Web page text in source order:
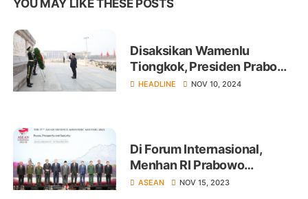
YOU MAY LIKE THESE POSTS
Disaksikan Wamenlu
Tiongkok, Presiden Prabowo
Beri Penghormatan di
HEADLINE NOV 10, 2024
Di Forum Internasional,
Menhan RI Prabowo
Subianto Serukan Israel
ASEAN NOV 15, 2023